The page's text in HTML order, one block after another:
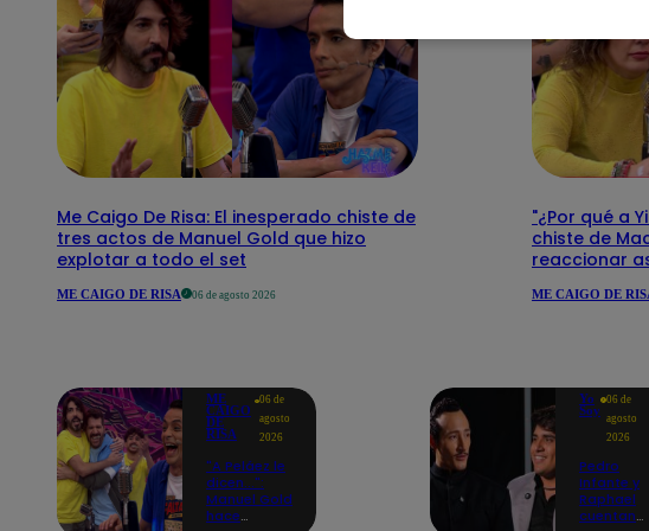
Me Caigo De Risa: El inesperado chiste de
tres actos de Manuel Gold que hizo
explotar a todo el set
ME CAIGO DE RISA 06 de agosto 2026
"¿Por qué a
chiste de
reaccionar
ME CAIGO DE
ME
CAIGO
DE
RISA
06 de
agosto
2026
"A Peláez le
dicen...":
Manuel Gold
hace
Yo
Soy
06 de
agosto
2026
Pedro
Infante y
Raphael
cuentan